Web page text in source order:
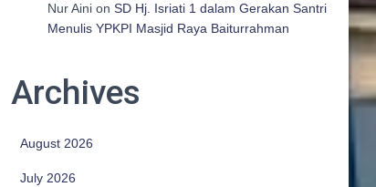
Nur Ainion SD Hj. Isriati 1 dalam Gerakan Santri
Menulis YPKPI Masjid Raya Baiturrahman
Archives
August 2026
July 2026